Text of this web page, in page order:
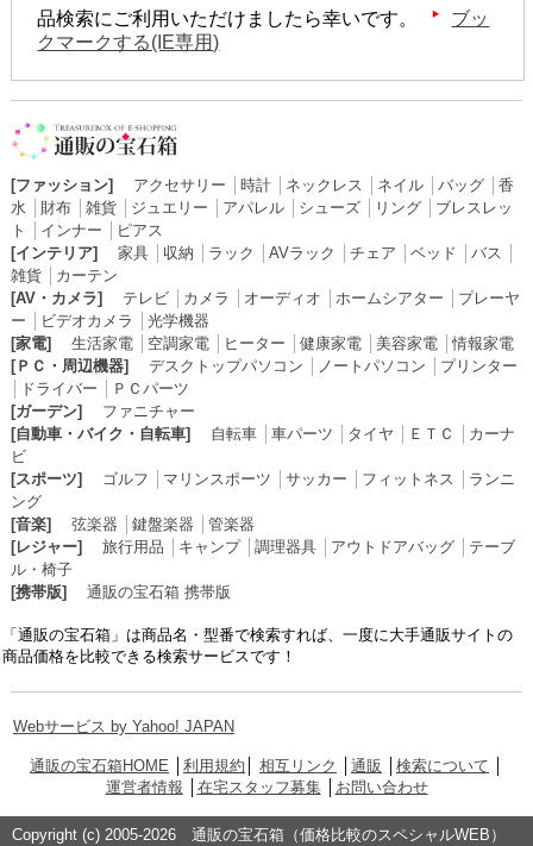
品検索にご利用いただけましたら幸いです。
ブッ
クマークする(IE専用)
[ファッション] アクセサリー 時計│ ネックレス ネイル│ バッグ│ 香
水
財布│ 雑貨│ ジュエリー アパレル│ シューズ│ リング│ ブレスレッ
ト
インナー
ピアス
[インテリア]
家具│ 収納 ラック AVラック チェア ベッド バス
雑貨│ カーテン
[AV・カメラ]
テレビ│ カメラ オーディオ ホームシアター
プレーヤ
ー
ビデオカメラ
光学機器
[家電]
生活家電│ 空調家電│ ヒーター 健康家電│ 美容家電│情報家電
[ＰＣ・周辺機器]
デスクトップパソコン ノートパソコン
プリンター
ドライバー
ＰＣパーツ
[ガーデン]
ファニチャー
[自動車・バイク・自転車]
自転車│ 車パーツ タイヤ ＥＴＣ
カーナ
ビ
[スポーツ]
ゴルフ マリンスポーツ サッカー フィットネス
ランニ
ング
[音楽]
弦楽器 鍵盤楽器
管楽器
[レジャー]
旅行用品 キャンプ│ 調理器具│ アウトドアバッグ│ テーブ
ル・椅子
[携帯版]
通販の宝石箱 携帯版
「通販の宝石箱」は商品名・型番で検索すれば、一度に大手通販サイトの
商品価格を比較できる検索サービスです！
Webサービス by Yahoo! JAPAN
通販の宝石箱HOME 利用規約 相互リンク 通販 検索について
運営者情報
在宅スタッフ募集│ お問い合わせ
Copyright (c) 2005-2026 通販の宝石箱（価格比較のスペシャルWEB）